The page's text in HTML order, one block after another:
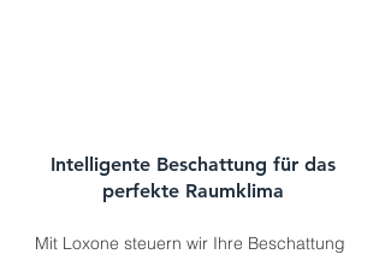
Intelligente Beschattung für das
perfekte Raumklima
Mit Loxone steuern wir Ihre Beschattung